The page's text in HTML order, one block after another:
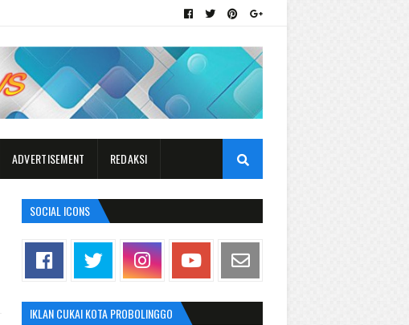
ADVERTISEMENT REDAKSI
SOCIAL ICONS
IKLAN CUKAI KOTA PROBOLINGGO